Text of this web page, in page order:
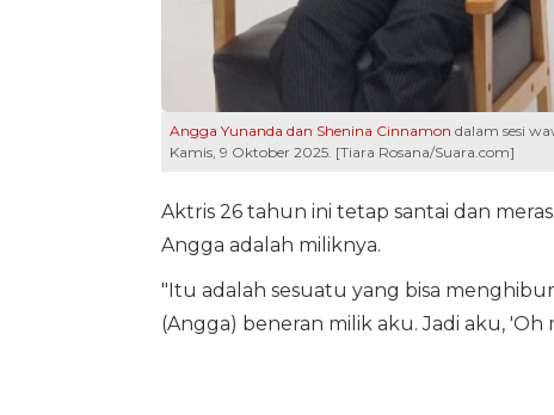
Angga Yunanda dan Shenina Cinnamon dalam sesi
Kamis, 9 Oktober 2025. [Tiara Rosana/Suara.com]
Aktris 26 tahun ini tetap santai dan
Angga adalah miliknya.
"Itu adalah sesuatu yang bisa
(Angga) beneran milik aku. Jadi aku,